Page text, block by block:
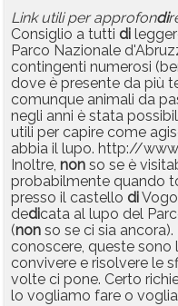
Link utili per approfondi
Consiglio a tutti di
Parco Nazionale
contingenti numerosi
dove è presente da più
comunque animali da
negli anni è stata
utili per capire come
abbia il lupo. http://
Inoltre, non so se è
probabilmente quando
presso il castello di
dedicata al lupo del
(non so se ci sia
conoscere, queste sono
convivere e risolvere le
volte ci pone. Certo
lo vogliamo fare o